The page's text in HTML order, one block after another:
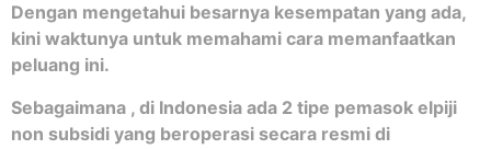
Dengan mengetahui besarnya kesempatan yang ada,
kini waktunya untuk memahami cara memanfaatkan
peluang ini.
Sebagaimana , di Indonesia ada 2 tipe pemasok elpiji
non subsidi yang beroperasi secara resmi di